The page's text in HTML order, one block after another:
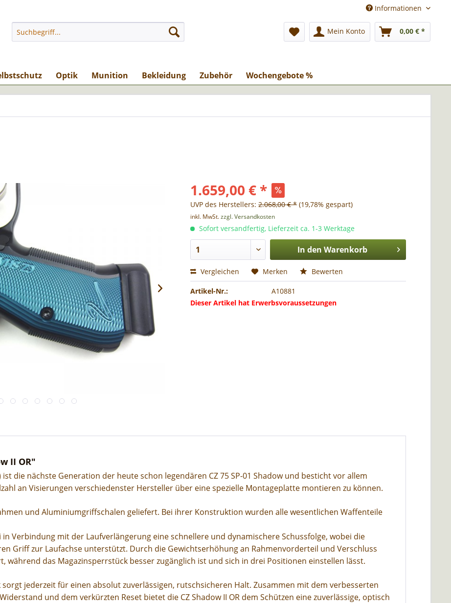
Informationen
Mein Konto 0,00 € *
Optik Munition Bekleidung Zubehör Wochengebote %
1.659,00 € *
UVP des Herstellers:2.068,00 € * (19,78% gespart)
inkl. MwSt.zzgl. Versandkosten
Sofort versandfertig, Lieferzeit ca. 1-3 Werktage
In den Warenkorb
Vergleichen Merken Bewerten
Artikel-Nr.:
A10881
Dieser Artikel hat Erwerbsvoraussetzungen
II OR"
ist die nächste Generation der heute schon legendären CZ 75 SP-01 Shadow und besticht vor allem
an Visierungen verschiedenster Hersteller über eine spezielle Montageplatte montieren zu können.
und Aluminiumgriffschalen geliefert. Bei ihrer Konstruktion wurden alle wesentlichen Waffenteile
Verbindung mit der Laufverlängerung eine schnellere und dynamischere Schussfolge, wobei die
Griff zur Laufachse unterstützt. Durch die Gewichtserhöhung an Rahmenvorderteil und Verschluss
während das Magazinsperrstück besser zugänglich ist und sich in drei Positionen einstellen lässt.
jederzeit für einen absolut zuverlässigen, rutschsicheren Halt. Zusammen mit dem verbesserten
und dem verkürzten Reset bietet die CZ Shadow II OR dem Schützen eine zuverlässige, optisch